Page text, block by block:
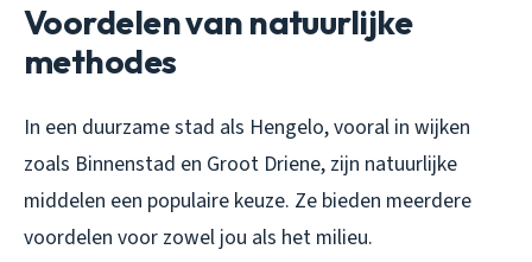
Voordelen van natuurlijke
methodes
In een duurzame stad als Hengelo, vooral in wijken
zoals Binnenstad en Groot Driene, zijn natuurlijke
middelen een populaire keuze. Ze bieden meerdere
voordelen voor zowel jou als het milieu.